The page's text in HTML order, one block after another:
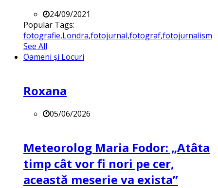
24/09/2021
Popular Tags:
fotografie,Londra,fotojurnal,fotograf,fotojurnalism
See All
Oameni și Locuri
Roxana
05/06/2026
Meteorolog Maria Fodor: „Atâta
timp cât vor fi nori pe cer,
această meserie va exista”